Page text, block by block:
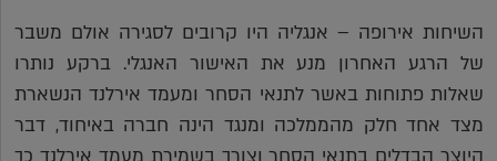
השיחות אירופה – אנגליה היו קרובים לסגירה אולם משבר
של הרגע האחרון מנע את האישור האנגלי. ברקע נותרו
שאלות פתוחות באשר לתנאי הסחר ומעמד אירלנד הנשארת
מצד אחד חלק מהממלכה ומנגד הינה חברה באיחוד, דבר